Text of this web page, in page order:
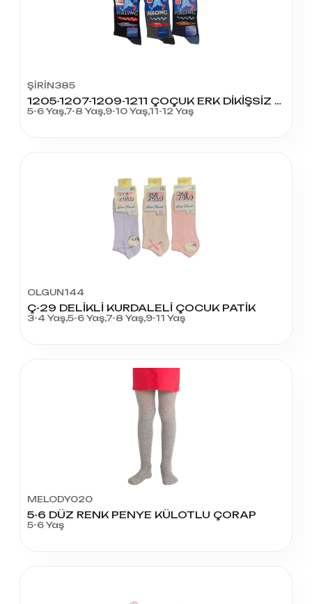
ŞİRİN385
1205-1207-1209-1211 ÇOÇUK ERK DİKİŞSİZ LİK. SOKET
5-6 Yaş,7-8 Yaş,9-10 Yaş,11-12 Yaş
OLGUN144
Ç-29 DELİKLİ KURDALELİ ÇOCUK PATİK
3-4 Yaş,5-6 Yaş,7-8 Yaş,9-11 Yaş
MELODY020
5-6 DÜZ RENK PENYE KÜLOTLU ÇORAP
5-6 Yaş